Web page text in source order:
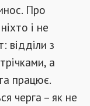
Про
і не
відділи з
а
працює.
черга – як не